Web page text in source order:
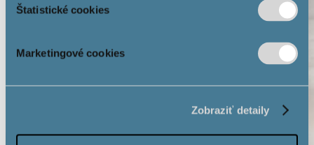
Štatistické cookies
Marketingové cookies
Zobraziť detaily